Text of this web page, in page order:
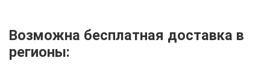
Возможна бесплатная доставка в
регионы: